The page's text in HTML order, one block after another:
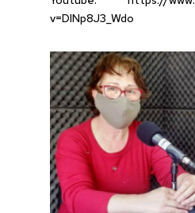
v=DlNp8J3_Wdo